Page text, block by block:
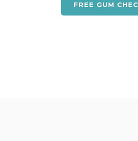
FREE GUM